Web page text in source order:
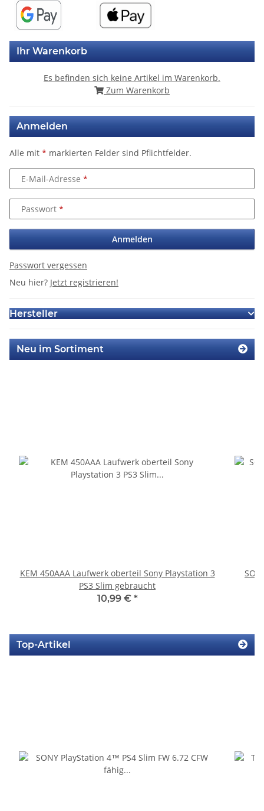
Ihr Warenkorb
Es befinden sich keine Artikel im Warenkorb.
Zum Warenkorb
Anmelden
Alle mit * markierten Felder sind Pflichtfelder.
E-Mail-Adresse
Passwort
Anmelden
Passwort vergessen
Neu hier? Jetzt registrieren!
Hersteller
Neu im Sortiment
KEM 450AAA Laufwerk oberteil Sony Playstation 3
PS3 Slim gebraucht
10,99 € *
Top-Artikel